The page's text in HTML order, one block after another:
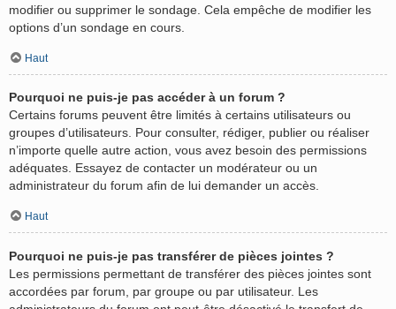
modifier ou supprimer le sondage. Cela empêche de modifier les
options d’un sondage en cours.
Haut
Pourquoi ne puis-je pas accéder à un forum ?
Certains forums peuvent être limités à certains utilisateurs ou
groupes d’utilisateurs. Pour consulter, rédiger, publier ou réaliser
n’importe quelle autre action, vous avez besoin des permissions
adéquates. Essayez de contacter un modérateur ou un
administrateur du forum afin de lui demander un accès.
Haut
Pourquoi ne puis-je pas transférer de pièces jointes ?
Les permissions permettant de transférer des pièces jointes sont
accordées par forum, par groupe ou par utilisateur. Les